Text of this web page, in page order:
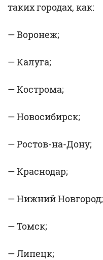
таких городах, как:
— Воронеж;
— Калуга;
— Кострома;
— Новосибирск;
— Ростов-на-Дону;
— Краснодар;
— Нижний Новгород;
— Томск;
— Липецк;